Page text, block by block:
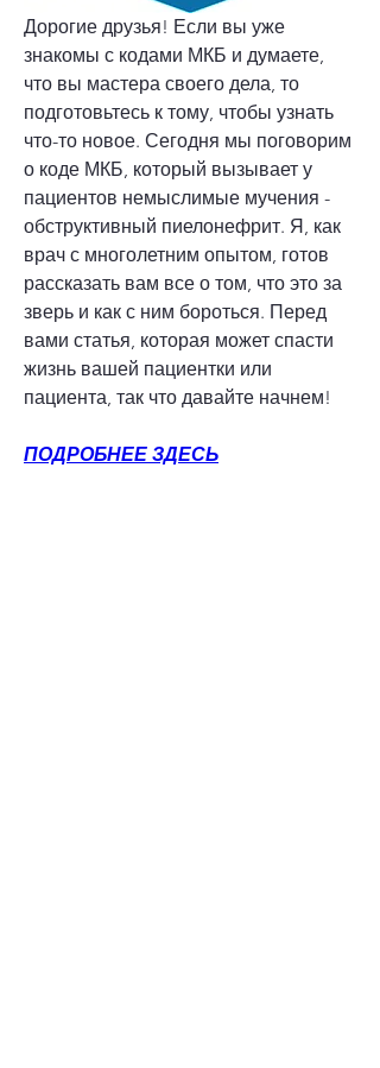
Дорогие друзья! Если вы уже
знакомы с кодами МКБ и думаете,
что вы мастера своего дела, то
подготовьтесь к тому, чтобы узнать
что-то новое. Сегодня мы поговорим
о коде МКБ, который вызывает у
пациентов немыслимые мучения -
обструктивный пиелонефрит. Я, как
врач с многолетним опытом, готов
рассказать вам все о том, что это за
зверь и как с ним бороться. Перед
вами статья, которая может спасти
жизнь вашей пациентки или
пациента, так что давайте начнем!
ПОДРОБНЕЕ ЗДЕСЬ